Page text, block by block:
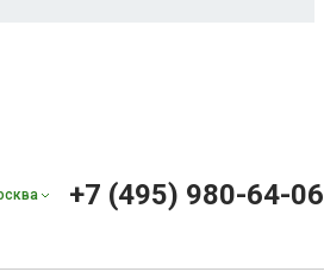
+7 (495) 980-64-06